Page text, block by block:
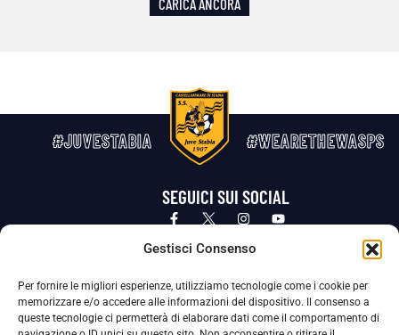
Gestisci Consenso
Per fornire le migliori esperienze, utilizziamo tecnologie come i cookie per
memorizzare e/o accedere alle informazioni del dispositivo. Il consenso a
queste tecnologie ci permetterà di elaborare dati come il comportamento di
CARICA ANCORA
#JUVESTABIA #WEARETHEWASPS
SEGUICI SUI SOCIAL
Privacy Policy Cookie Policy
La Società ha nominato il Responsabile della Protezione dei Dati Personali (DPO), figura specializzata che vigila sulle modalità
adottate dalla nostra Società per tutelare i Suoi dati personali.